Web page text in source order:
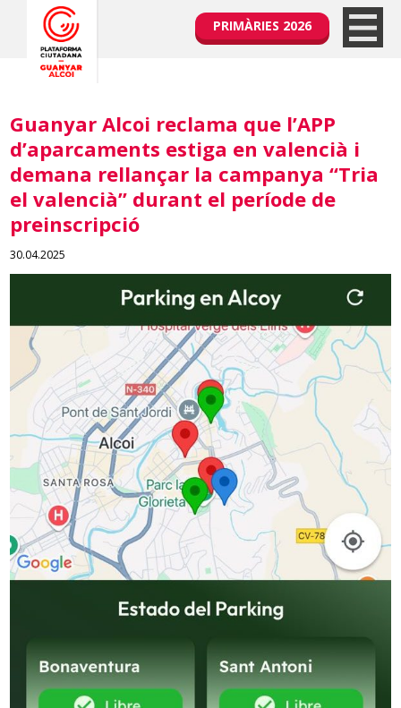
PRIMÀRIES 2026
Guanyar Alcoi reclama que l’APP
d’aparcaments estiga en valencià i
demana rellançar la campanya “Tria
el valencià” durant el període de
preinscripció
30.04.2025